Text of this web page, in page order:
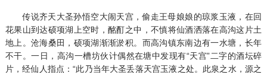
传说齐天大圣孙悟空大闹天宫，偷走王母娘娘的琼浆玉液，在回
花果山到达硕项湖上空时，酩酊之中，不慎将仙酒洒落在高沟这片土
地上。沧海桑田，硕项湖渐渐淤积。而高沟镇东南边有一水塘，长年
不干。一日，高沟一槽坊伙计偶然在塘中发现有“天宫”二字的酒坛碎
片，经仙人指点：“此乃当年大圣丢落天宫玉液之处。此泉之水，源之